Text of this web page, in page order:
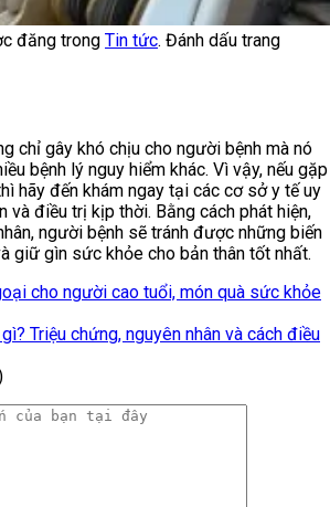
đăng trong Tin tức. Đánh dấu trang
chỉ gây khó chịu cho người bệnh mà nó
bệnh lý nguy hiểm khác. Vì vậy, nếu gặp
hãy đến khám ngay tại các cơ sở y tế uy
và điều trị kịp thời. Bằng cách phát hiện,
người bệnh sẽ tránh được những biến
giữ gìn sức khỏe cho bản thân tốt nhất.
cho người cao tuổi, món quà sức khỏe
Triệu chứng, nguyên nhân và cách điều